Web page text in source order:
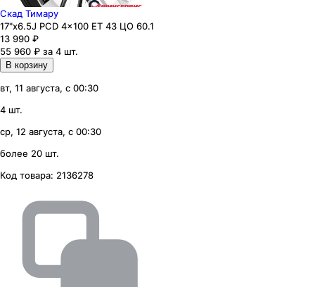
Скад Тимару
17"x6.5J PCD 4x100 ЕТ 43 ЦО 60.1
13 990 ₽
55 960 ₽ за 4 шт.
В корзину
вт, 11 августа, с 00:30
4 шт.
ср, 12 августа, с 00:30
более 20 шт.
Код товара: 2136278